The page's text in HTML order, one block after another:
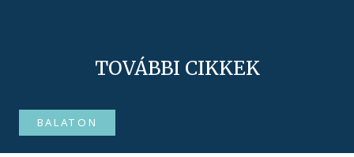
TOVÁBBI CIKKEK
BALATON